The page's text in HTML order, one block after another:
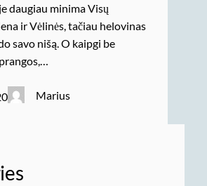
daugiau minima Visų
ir Vėlinės, tačiau helovinas
savo nišą. O kaipgi be
Marius